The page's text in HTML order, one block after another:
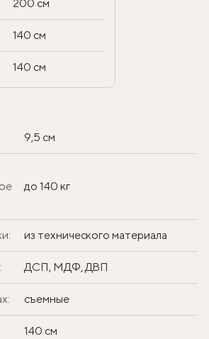
200 см
140 см
140 см
9,5 см
до 140 кг
из технического материала
ДСП, МДФ, ДВП
съемные
140 см